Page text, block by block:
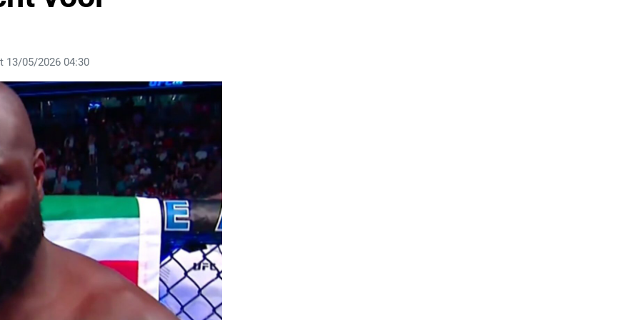
13/05/2026 04:30